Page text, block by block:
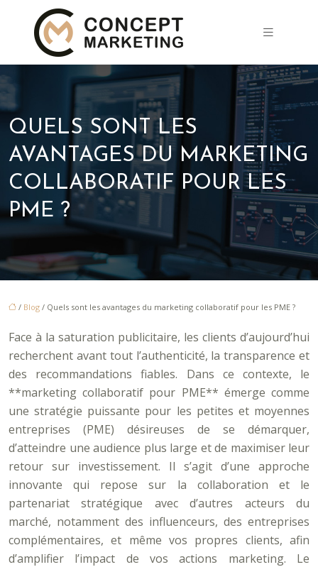
QUELS SONT LES
AVANTAGES DU MARKETING
COLLABORATIF POUR LES
PME ?
/ Blog / Quels sont les avantages du marketing collaboratif pour les PME ?
Face à la saturation publicitaire, les clients d’aujourd’hui
recherchent avant tout l’authenticité, la transparence et
des recommandations fiables. Dans ce contexte, le
**marketing collaboratif pour PME** émerge comme
une stratégie puissante pour les petites et moyennes
entreprises (PME) désireuses de se démarquer,
d’atteindre une audience plus large et de maximiser leur
retour sur investissement. Il s’agit d’une approche
innovante qui repose sur la collaboration et le
partenariat stratégique avec d’autres acteurs du
marché, notamment des influenceurs, des entreprises
complémentaires, et même vos propres clients, afin
d’amplifier l’impact de vos actions marketing. Le